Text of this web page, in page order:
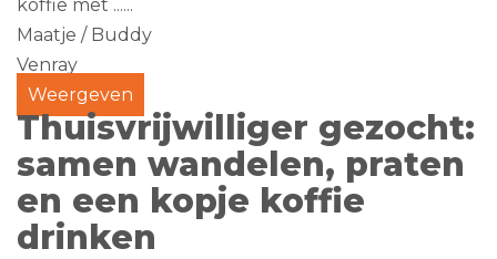
koffie met ......
Maatje / Buddy
Venray
Weergeven
Thuisvrijwilliger gezocht:
samen wandelen, praten
en een kopje koffie
drinken